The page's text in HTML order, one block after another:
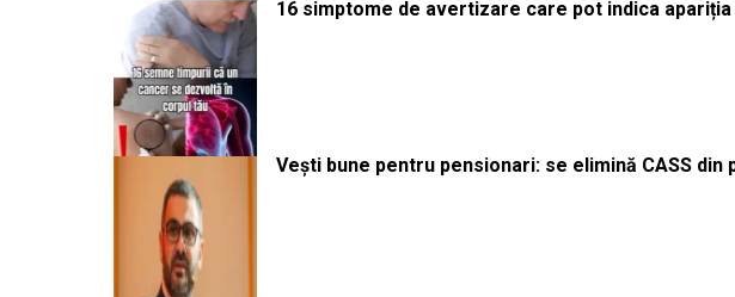
16 simptome de avertizare care pot indica
Vești bune pentru pensionari: se elimină CASS din